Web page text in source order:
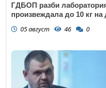
ГДБОП разби
произвеждала до 10 кг на
05 август 46 0